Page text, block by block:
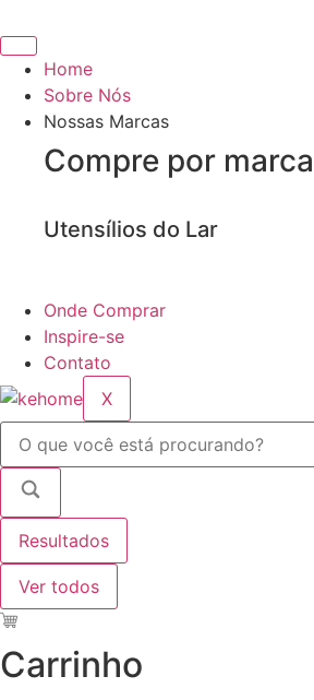
para
conteúdo
Home
Sobre Nós
Nossas Marcas
Compre por marca
Utensílios do Lar
Onde Comprar
Inspire-se
Contato
X
Pesquisar
Resultados
Ver todos
Carrinho